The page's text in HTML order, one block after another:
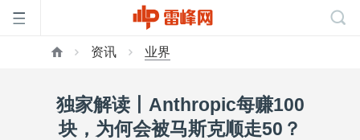
页
资讯 业界
独家解读丨Anthropic每赚100
块，为何会被马斯克顺走50？